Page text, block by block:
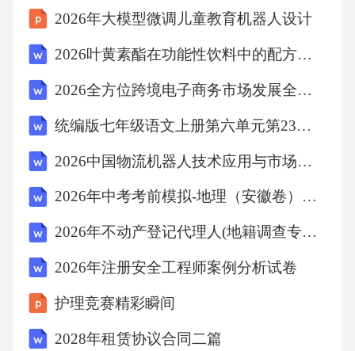
在。就道德事实而言，“不那么准确”是由道德的
上，以观察为切入点、从科学实在论出发的哈
曼式道德虚无主义论证是不成立的。道德观念
或原则对道德事实具有描述性，道德判断具有
类似科学判断的确证力量。（本文摘编自李娜
的《对一种道德虚无主义论证的反驳》）1．下
列对材料相关内容的理解和分析，不正确的一
项是（）A．对道德虚无主义进行辨析与反驳，
有利于我们从逻辑和思想上获得正确认识。B．
应、评价等“道德意见”，这属于道德观察。C．
哈曼认为，“虐猫是错的”不需要看到现实中虐猫
2026年大模型微调儿童教育机器人设计
2026叶黄素酯在功能性饮料中的配方优化与市场测试
2026全方位跨境电子商务市场发展全面研究与市场发展趋势与价值评估报告
统编版七年级语文上册第六单元第23课《女娲造人》学习任务单
2026中国物流机器人技术应用与市场前景预测
2026年中考考前模拟-地理（安徽卷）（全解全析）
2026年不动产登记代理人(地籍调查专项练习)试题及答案
2026年注册安全工程师案例分析试卷
护理竞赛精彩瞬间
2028年租赁协议合同二篇